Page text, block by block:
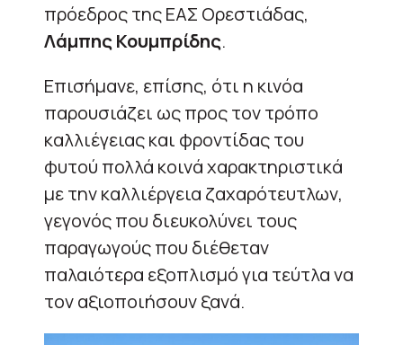
πρόεδρος της ΕΑΣ Ορεστιάδας,
Λάμπης Κουμπρίδης.
Επισήμανε, επίσης, ότι η κινόα
παρουσιάζει ως προς τον τρόπο
καλλιέγειας και φροντίδας του
φυτού πολλά κοινά χαρακτηριστικά
με την καλλιέργεια ζαχαρότευτλων,
γεγονός που διευκολύνει τους
παραγωγούς που διέθεταν
παλαιότερα εξοπλισμό για τεύτλα να
τον αξιοποιήσουν ξανά.